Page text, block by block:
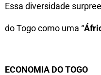
Essa diversidade
do Togo como uma “
ECONOMIA DO TOGO